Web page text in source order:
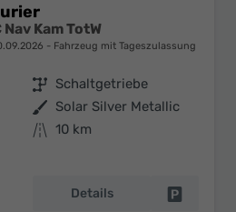
Kam TotW
Fahrzeug mit Tageszulassung
Getriebe Schaltgetriebe
Außenfarbe Solar Silver Metallic
Kilometerstand 10 km
Details